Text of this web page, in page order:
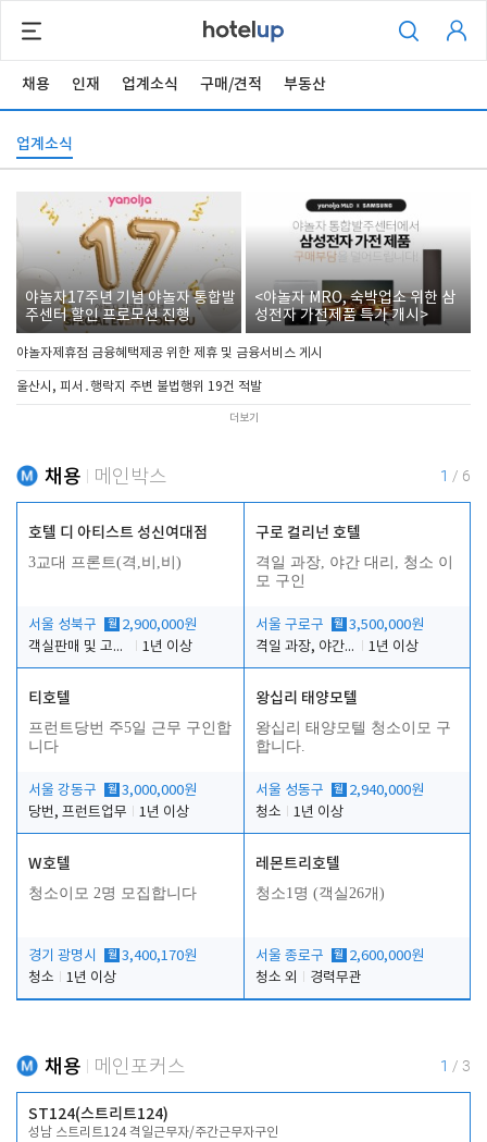
채용 인재 업계소식 구매/견적 부동산
업계소식
야놀자17주년 기념 야놀자 통합발
주센터 할인 프로모션 진행
<야놀자 MRO, 숙박업소 위한 삼
성전자 가전제품 특가 개시>
야놀자제휴점 금융혜택제공 위한 제휴 및 금융서비스 게시
울산시, 피서․행락지 주변 불법행위 19건 적발
더보기
채용 메인박스 1 / 6
호텔 디 아티스트 성신여대점
3교대 프론트(격,비,비)
서울 성북구 월 2,900,000원
객실판매 및 고객응대
1년 이상
구로 컬리넌 호텔
격일 과장, 야간 대리, 청소 이
모 구인
서울 구로구 월 3,500,000원
격일 과장, 야간 대리, 청소 이모
1년 이상
티호텔
프런트당번 주5일 근무 구인합
니다
서울 강동구 월 3,000,000원
당번, 프런트업무
1년 이상
왕십리 태양모텔
왕십리 태양모텔 청소이모 구
합니다.
서울 성동구 월 2,940,000원
청소
1년 이상
W호텔
청소이모 2명 모집합니다
경기 광명시 월 3,400,170원
청소
1년 이상
레몬트리호텔
청소1명 (객실26개)
서울 종로구 월 2,600,000원
청소 외
경력무관
채용 메인포커스 1 / 3
ST124(스트리트124)
성남 스트리트124 격일근무자/주간근무자구인